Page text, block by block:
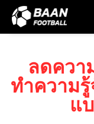
ลดควา
ทำความ
แ